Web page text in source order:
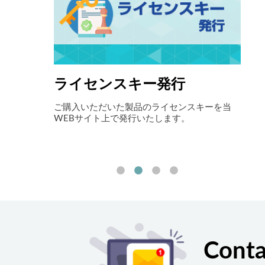
ライセンスキー発行
ご購入いただいた製品のライセンスキーを当
WEBサイト上で発行いたします。